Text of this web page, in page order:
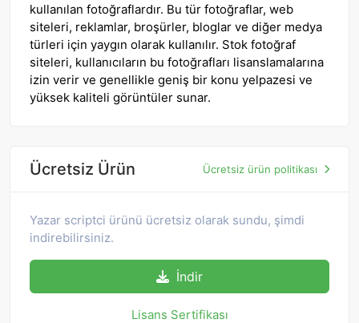
kullanılan fotoğraflardır. Bu tür fotoğraflar, web
siteleri, reklamlar, broşürler, bloglar ve diğer medya
türleri için yaygın olarak kullanılır. Stok fotoğraf
siteleri, kullanıcıların bu fotoğrafları lisanslamalarına
izin verir ve genellikle geniş bir konu yelpazesi ve
yüksek kaliteli görüntüler sunar.
Ücretsiz Ürün Ücretsiz ürün politikası
Yazar scriptci ürünü ücretsiz olarak sundu, şimdi
indirebilirsiniz.
İndir
Lisans Sertifikası